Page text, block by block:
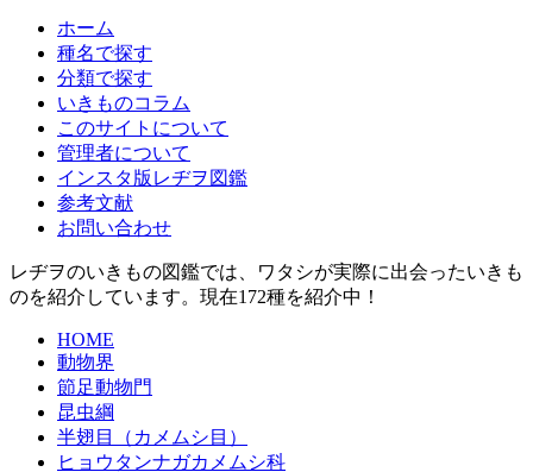
ホーム
種名で探す
分類で探す
いきものコラム
このサイトについて
管理者について
インスタ版レヂヲ図鑑
参考文献
お問い合わせ
レヂヲのいきもの図鑑では、ワタシが実際に出会ったいきも
のを紹介しています。現在172種を紹介中！
HOME
動物界
節足動物門
昆虫綱
半翅目（カメムシ目）
ヒョウタンナガカメムシ科